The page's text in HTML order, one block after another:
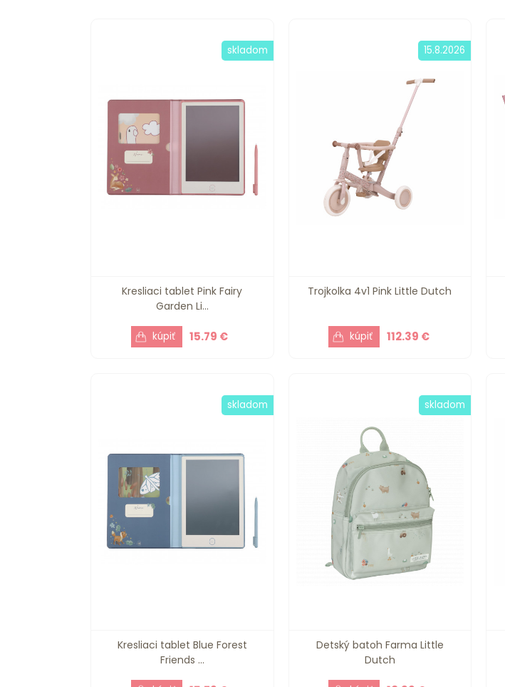
Kresliaci tablet Pink Fairy
Garden Li...
15.79 €
skladom
Trojkolka 4v1 Pink Little Dutch
112.39 €
15.8.2026
Kresliaci tablet Blue Forest
Friends ...
skladom
Detský batoh Farma Little
Dutch
skladom